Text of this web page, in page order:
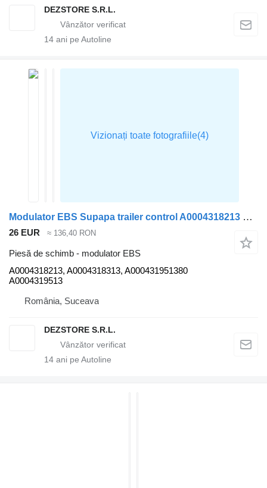
DEZSTORE S.R.L.
14 ani pe Autoline
Modulator EBS Supapa trailer control A0004318213 pentru cap tractor Mercedes-Benz AXOR
26 EUR ≈ 136,40 RON
Piesă de schimb - modulator EBS
A0004318213, A0004318313, A000431951380
A0004319513
România, Suceava
DEZSTORE S.R.L.
14 ani pe Autoline